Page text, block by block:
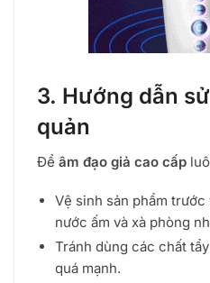
3. Hướng dẫn
quản
Để âm đạo giả cao cấp
Vệ sinh sản phẩm
nước ấm và xà phòng
Tránh dùng các chất
quá mạnh.